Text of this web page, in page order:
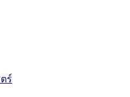
ร์